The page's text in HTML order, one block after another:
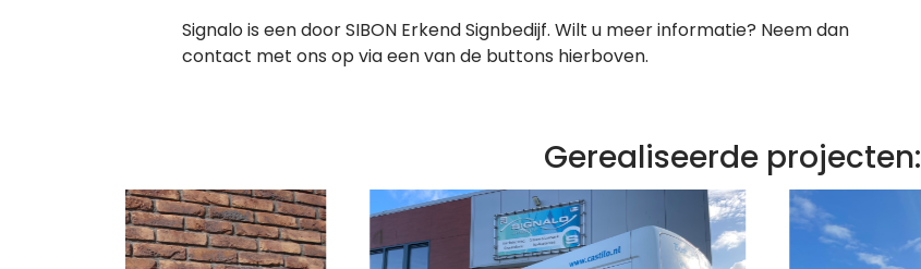
Signalo is een door SIBON Erkend Signbedijf. Wilt u meer informatie? Neem dan
contact met ons op via een van de buttons hierboven.
Gerealiseerde projecten: